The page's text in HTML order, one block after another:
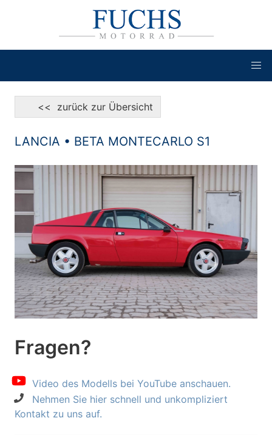
<< zurück zur Übersicht
LANCIA • BETA MONTECARLO S1
Fragen?
Video des Modells bei YouTube anschauen.
Nehmen Sie hier schnell und unkompliziert
Kontakt zu uns auf.